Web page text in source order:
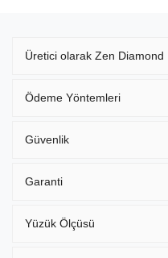
Üretici olarak Zen Diamond
Ödeme Yöntemleri
Güvenlik
Garanti
Yüzük Ölçüsü